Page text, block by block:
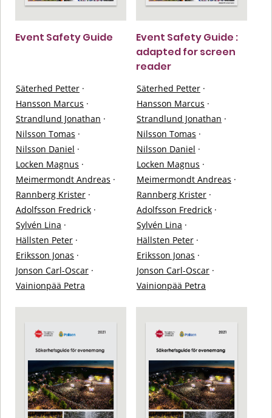
Event Safety Guide
Säterhed Petter ·
Hansson Marcus ·
Strandlund Jonathan ·
Nilsson Tomas ·
Nilsson Daniel ·
Locken Magnus ·
Meimermondt Andreas ·
Rannberg Krister ·
Adolfsson Fredrick ·
Sylvén Lina ·
Hällsten Peter ·
Eriksson Jonas ·
Jonson Carl-Oscar ·
Vainionpää Petra
Event Safety Guide :
adapted for screen
reader
Säterhed Petter ·
Hansson Marcus ·
Strandlund Jonathan ·
Nilsson Tomas ·
Nilsson Daniel ·
Locken Magnus ·
Meimermondt Andreas ·
Rannberg Krister ·
Adolfsson Fredrick ·
Sylvén Lina ·
Hällsten Peter ·
Eriksson Jonas ·
Jonson Carl-Oscar ·
Vainionpää Petra